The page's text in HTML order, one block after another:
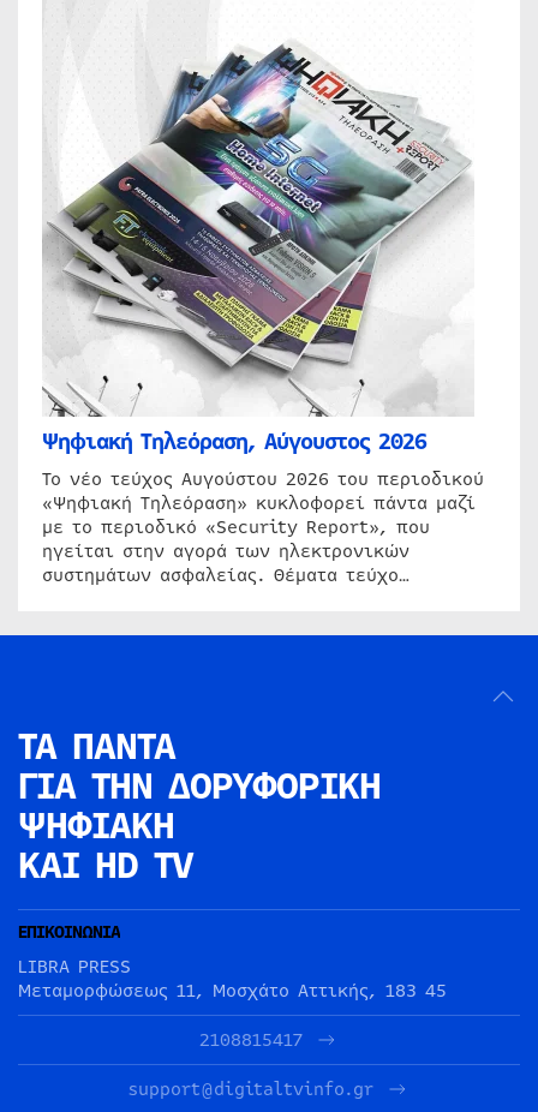
Ψηφιακή Τηλεόραση, Αύγουστος 2026
Το νέο τεύχος Αυγούστου 2026 του περιοδικού
«Ψηφιακή Τηλεόραση» κυκλοφορεί πάντα μαζί
με το περιοδικό «Security Report», που
ηγείται στην αγορά των ηλεκτρονικών
συστημάτων ασφαλείας. Θέματα τεύχο…
ΤΑ ΠΑΝΤΑ
ΓΙΑ ΤΗΝ ΔΟΡΥΦΟΡΙΚΗ
ΨΗΦΙΑΚΗ
ΚΑΙ HD TV
ΕΠΙΚΟΙΝΩΝΙΑ
LIBRA PRESS
Μεταμορφώσεως 11, Μοσχάτο Αττικής, 183 45
2108815417
support@digitaltvinfo.gr